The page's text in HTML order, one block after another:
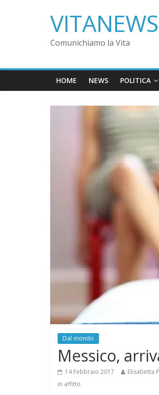
VITANEWS
Comunichiamo la Vita
HOME NEWS POLITICA
Dal mondo
Messico,
14 Febbraio 2017 Elisabetta
in affitto